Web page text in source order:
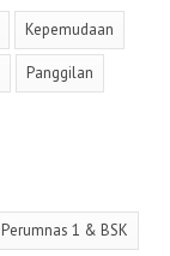
Kepemudaan
Panggilan
Perumnas 1 & BSK